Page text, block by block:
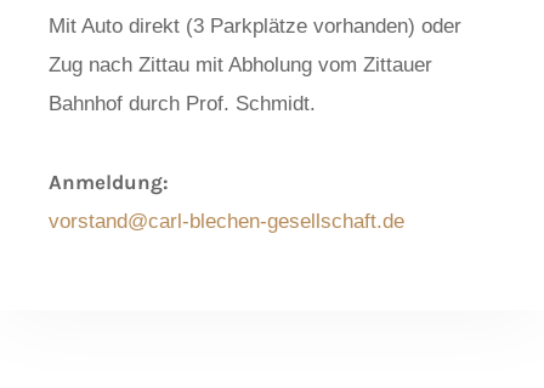
Mit Auto direkt (3 Parkplätze vorhanden) oder
Zug nach Zittau mit Abholung vom Zittauer
Bahnhof durch Prof. Schmidt.
Anmeldung:
vorstand@carl-blechen-gesellschaft.de